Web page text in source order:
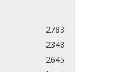
2783
2348
2645